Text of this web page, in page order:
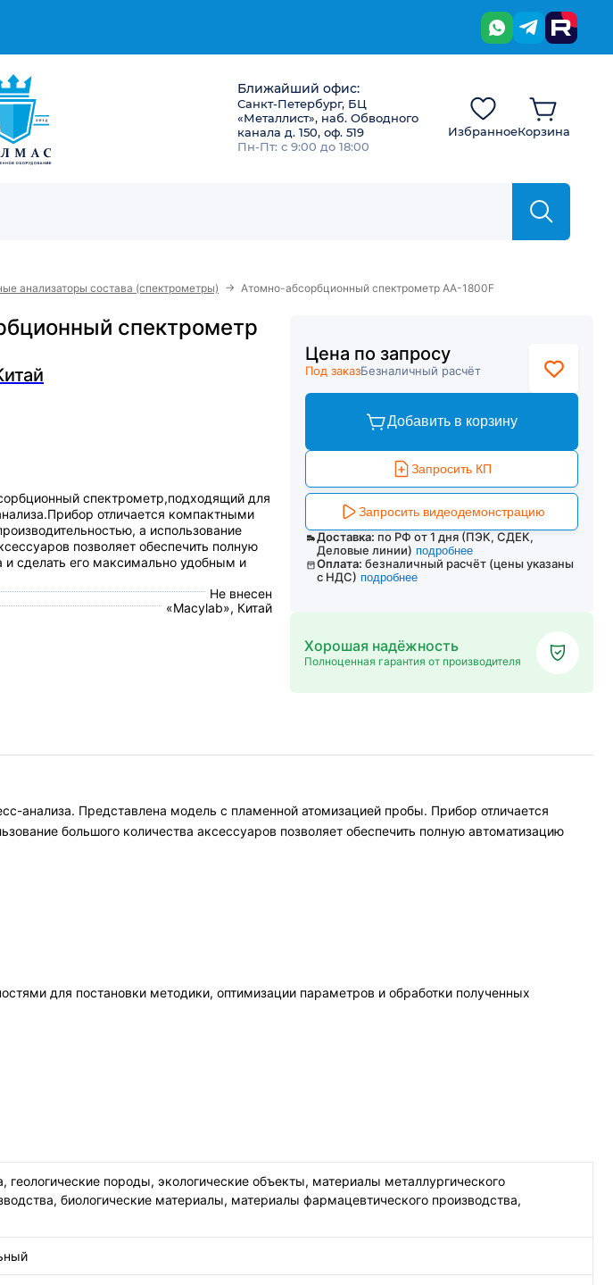
Ближайший офис:
Санкт-Петербург, БЦ
«Металлист», наб. Обводного
канала д. 150, оф. 519
Пн-Пт: с 9:00 до 18:00
ИзбранноеКорзина
анализаторы состава (спектрометры) → Атомно-абсорбционный спектрометр AA-1800F
спектрометр
спектрометр,подходящий для
отличается компактными
а использование
позволяет обеспечить полную
и сделать его максимально удобным и
Не внесен
«Macylab», Китай
Цена по запросу
Под заказБезналичный расчёт
Добавить в корзину
Запросить КП
Запросить видеодемонстрацию
Доставка: по РФ от 1 дня (ПЭК, СДЕК,
Деловые линии) подробнее
Оплата: безналичный расчёт (цены указаны
с НДС) подробнее
Хорошая надёжность
Полноценная гарантия от производителя
анализа. Представлена модель с пламенной атомизацией пробы. Прибор отличается
большого количества аксессуаров позволяет обеспечить полную автоматизацию
для постановки методики, оптимизации параметров и обработки полученных
породы, экологические объекты, материалы металлургического
биологические материалы, материалы фармацевтического производства,